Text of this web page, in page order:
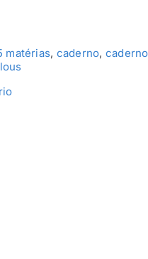
matérias, caderno, caderno